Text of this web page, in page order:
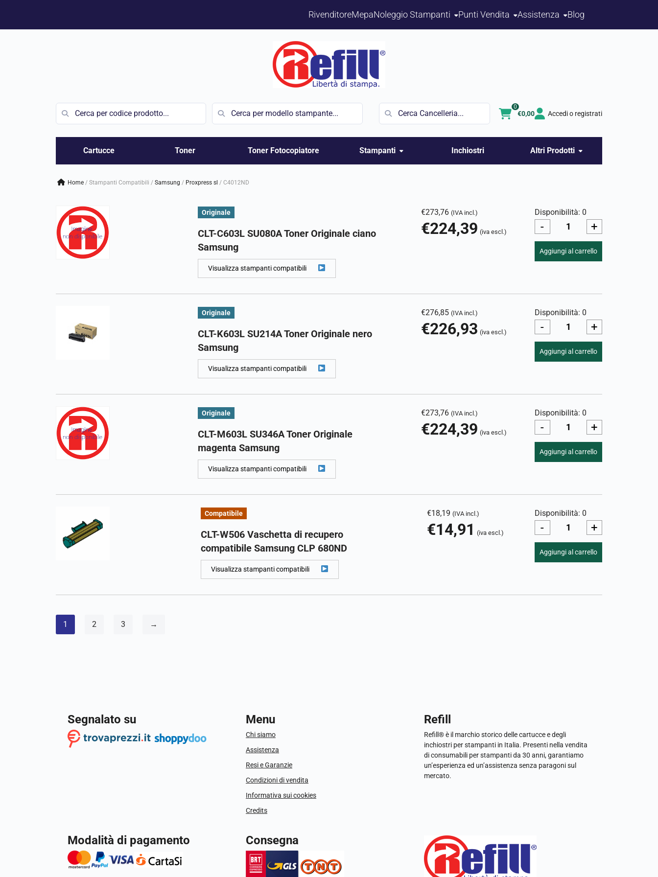
RivenditoreMepaNoleggio Stampanti Punti Vendita Assistenza Blog
Vai
€0,00
0
Accedi o registrati
Cartucce Toner Toner Fotocopiatore Stampanti Inchiostri Altri Prodotti
Home / Stampanti Compatibili / samsung / proxpress sl / C4012ND
Originale
CLT-C603L SU080A Toner Originale ciano
Samsung
Visualizza stampanti compatibili
€273,76 (IVA incl.)
€224,39 (iva escl.)
Disponibilità: 0
- +
Aggiungi al carrello
Originale
CLT-K603L SU214A Toner Originale nero
Samsung
Visualizza stampanti compatibili
€276,85 (IVA incl.)
€226,93 (iva escl.)
Disponibilità: 0
- +
Aggiungi al carrello
Originale
CLT-M603L SU346A Toner Originale
magenta Samsung
Visualizza stampanti compatibili
€273,76 (IVA incl.)
€224,39 (iva escl.)
Disponibilità: 0
- +
Aggiungi al carrello
Compatibile
CLT-W506 Vaschetta di recupero
compatibile Samsung CLP 680ND
Visualizza stampanti compatibili
€18,19 (IVA incl.)
€14,91 (iva escl.)
Disponibilità: 0
- +
Aggiungi al carrello
1 2 3 →
Segnalato su Menu
Chi siamo
Assistenza
Resi e Garanzie
Condizioni di vendita
Informativa sui cookies
Credits
Refill
Refill® è il marchio storico delle cartucce e degli
inchiostri per stampanti in Italia. Presenti nella vendita
di consumabili per stampanti da 30 anni, garantiamo
un’esperienza ed un’assistenza senza paragoni sul
mercato.
Modalità di pagamento Consegna